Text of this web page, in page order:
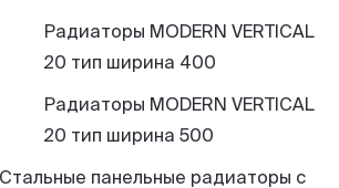
Радиаторы MODERN VERTICAL
20 тип ширина 400
Радиаторы MODERN VERTICAL
20 тип ширина 500
Стальные панельные радиаторы с